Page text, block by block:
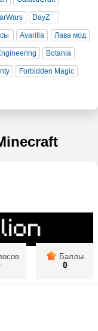
DayZ
Avaritia Лава мод
Botania
Forbidden Magic
Баллы
0